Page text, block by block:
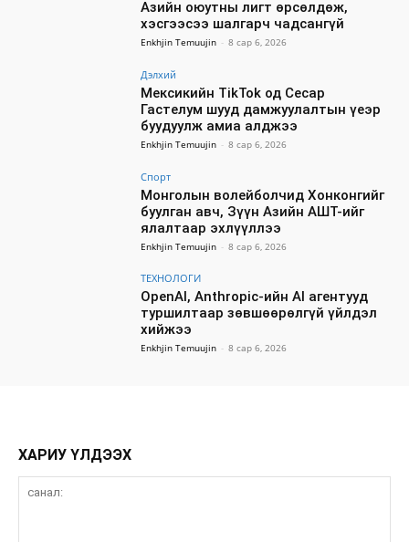
Азийн оюутны лигт өрсөлдөж,
хэсгээсээ шалгарч чадсангүй
Enkhjin Temuujin - 8 сар 6, 2026
Дэлхий
Мексикийн TikTok од Сесар
Гастелум шууд дамжуулалтын үеэр
буудуулж амиа алджээ
Enkhjin Temuujin - 8 сар 6, 2026
Спорт
Монголын волейболчид Хонконгийг
буулган авч, Зүүн Азийн АШТ-ийг
ялалтаар эхлүүллээ
Enkhjin Temuujin - 8 сар 6, 2026
ТЕХНОЛОГИ
OpenAI, Anthropic-ийн AI агентууд
туршилтаар зөвшөөрөлгүй үйлдэл
хийжээ
Enkhjin Temuujin - 8 сар 6, 2026
ХАРИУ ҮЛДЭЭХ